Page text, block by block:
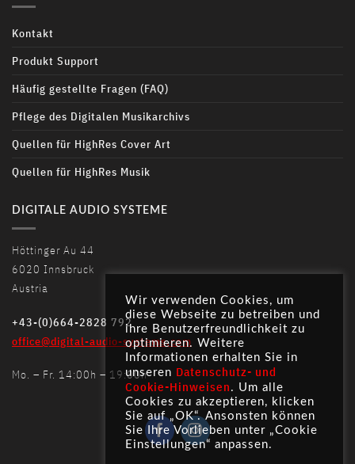
Kontakt
Produkt Support
Häufig gestellte Fragen (FAQ)
Pflege des Digitalen Musikarchivs
Quellen für HighRes Cover Art
Quellen für HighRes Musik
DIGITALE AUDIO SYSTEME
Höttinger Au 44
6020 Innsbruck
Austria
+43-(0)664-2828 792
office@digital-audio-systems.com
Mo. – Fr. 14:00h – 19:00h
Wir verwenden Cookies, um
diese Webseite zu betreiben und
ihre Benutzerfreundlichkeit zu
optimieren. Weitere
Informationen erhalten Sie in
unseren Datenschutz- und
Cookie-Hinweisen . Um alle
Cookies zu akzeptieren, klicken
Sie auf „OK“. Ansonsten können
Sie Ihre Vorlieben unter „Cookie
Einstellungen“ anpassen.